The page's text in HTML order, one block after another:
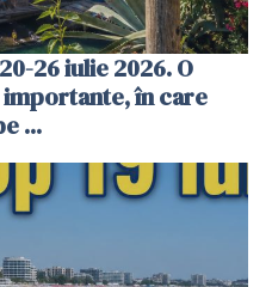
26 iulie 2026. O
în care
...